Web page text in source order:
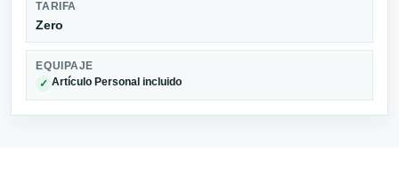
TARIFA
Zero
EQUIPAJE
✓ Artículo Personal incluido